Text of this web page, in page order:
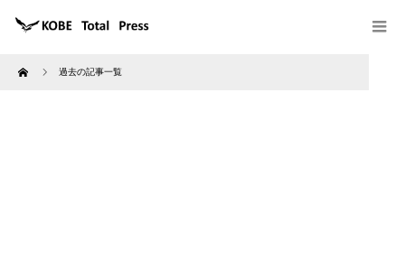
Home 過去の記事一覧